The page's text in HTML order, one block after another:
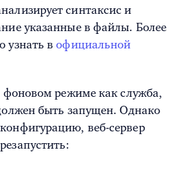
синтаксис и
указанные в файлы. Более
узнать вофициальной
фоновом режиме как служба,
быть запущен. Однако
веб-сервер